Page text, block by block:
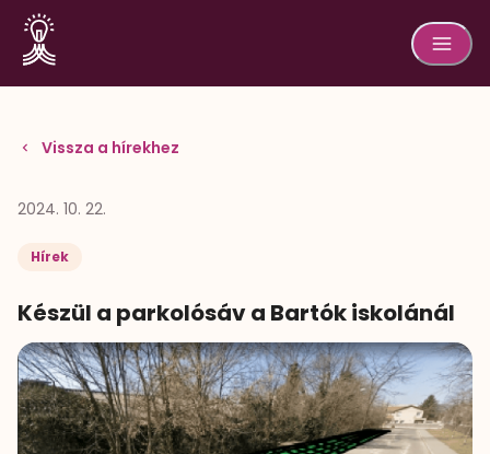
Vissza a hírekhez
2024. 10. 22.
Hírek
Készül a parkolósáv a Bartók iskolánál